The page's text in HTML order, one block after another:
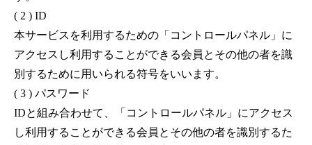
( 2 ) ID
本サービスを利用するための「コントロールパネル」に
アクセスし利用することができる会員とその他の者を識
別するために用いられる符号をいいます。
( 3 ) パスワード
IDと組み合わせて、「コントロールパネル」にアクセス
し利用することができる会員とその他の者を識別するた